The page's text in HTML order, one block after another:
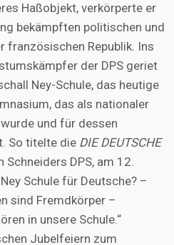
Haßobjekt, verkörperte er
bekämpften politischen und
französischen Republik. Ins
der DPS geriet
Ney-Schule, das heutige
das als nationaler
und für dessen
So titelte die DIE DEUTSCHE
Schneiders DPS, am 12.
Schule für Deutsche? –
sind Fremdkörper –
in unsere Schule.“
Jubelfeiern zum